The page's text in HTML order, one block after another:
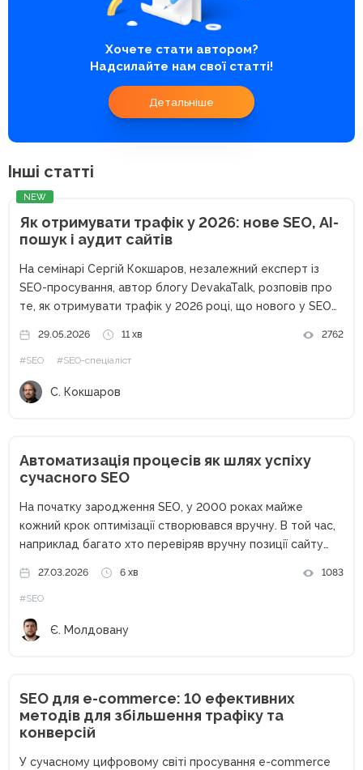
Хочете стати автором?
Надсилайте нам свої статті!
Детальніше
Інші статті
NEW
Як отримувати трафік у 2026: нове SEO, AI-
пошук і аудит сайтів
На семінарі Сергій Кокшаров, незалежний експерт із
SEO-просування, автор блогу DevakaTalk, розповів про
те, як отримувати трафік у 2026 році, що нового у SEO
Від класичного SEO до сучасного пошуку Останніми
роками...
29.05.2026 11 хв 2762
#SEO #SEO-спеціаліст
С. Кокшаров
Автоматизація процесів як шлях успіху
сучасного SEO
На початку зародження SEO, у 2000 роках майже
кожний крок оптимізації створювався вручну. В той час,
наприклад багато хто перевіряв вручну позиції сайту
функцій автоматизовано великими компаніями по типу
Ahrefs, Semrush або Serpstat. І...
27.03.2026 6 хв 1083
#SEO
Є. Молдовану
SEO для e-commerce: 10 ефективних
методів для збільшення трафіку та
конверсій
У сучасному цифровому світі просування e-commerce